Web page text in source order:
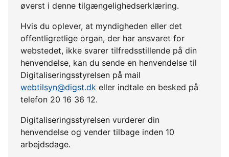
øverst i denne tilgængelighedserklæring.
Hvis du oplever, at myndigheden eller det
offentligretlige organ, der har ansvaret for
webstedet, ikke svarer tilfredsstillende på din
henvendelse, kan du sende en henvendelse til
Digitaliseringsstyrelsen på mail
webtilsyn@digst.dk eller indtale en besked på
telefon 20 16 36 12.
Digitaliseringsstyrelsen vurderer din
henvendelse og vender tilbage inden 10
arbejdsdage.